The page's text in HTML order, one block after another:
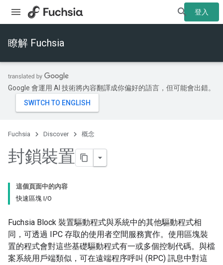
登入
瞭解 Fuchsia
Google 會運用 AI 技術將內容翻譯成你偏好的語言，但可能會出錯。
Fuchsia Discover 概念
封鎖裝置
這個頁面中的內容
快速區塊 I/O
Fuchsia Block 裝置驅動程式與系統中的其他驅動程式相
同，可透過 IPC 存取的使用者空間服務實作。使用區塊裝
置的程式會對這些基礎驅動程式有一或多個控制代碼。與檔
案系統用戶端類似，可在遠端程序呼叫 (RPC) 訊息中對這